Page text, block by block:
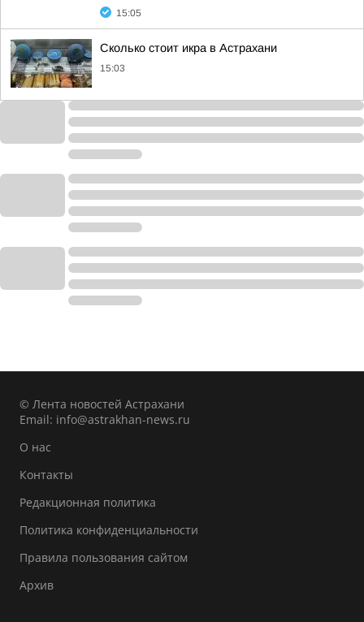
15:05
Сколько стоит икра в Астрахани
15:03
© Лента новостей Астрахани
Email: info@astrakhan-news.ru
О нас
Контакты
Редакционная политика
Политика конфиденциальности
Правила пользования сайтом
Архив